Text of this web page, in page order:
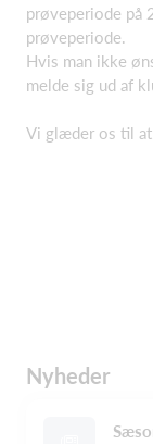
prøveperiode på
prøveperiode.
Hvis man ikke
melde sig ud af
Vi glæder os til
Nyheder